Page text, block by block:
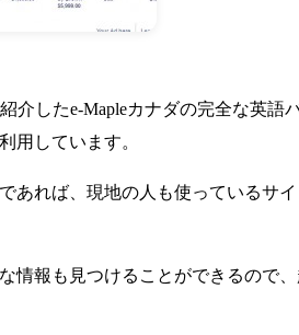
介したe-Mapleカナダの完全な英語
用しています。
あれば、現地の人も使っているサ
情報も見つけることができるので